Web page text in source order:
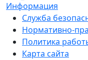
Информация
Служба
Нормативно-
Политика
Карта сайта